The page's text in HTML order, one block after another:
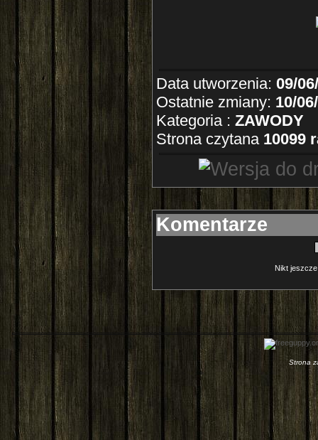
Data utworzenia: 09/
Ostatnie zmiany: 10/
Kategoria : ZAWODY
Strona czytana 10099
Komentarze
Nikt
Strona